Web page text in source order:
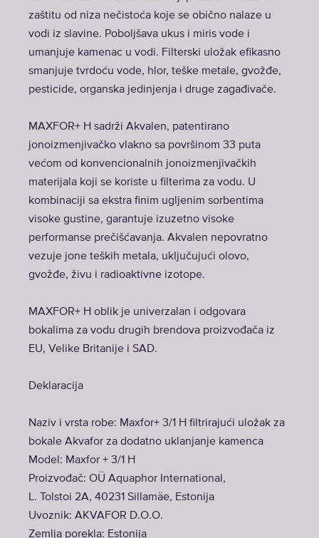
zaštitu od niza nečistoća koje se obično nalaze u
vodi iz slavine. Poboljšava ukus i miris vode i
umanjuje kamenac u vodi. Filterski uložak efikasno
smanjuje tvrdoću vode, hlor, teške metale, gvožđe,
pesticide, organska jedinjenja i druge zagađivače.
MAXFOR+ H sadrži Akvalen, patentirano
jonoizmenjivačko vlakno sa površinom 33 puta
većom od konvencionalnih jonoizmenjivačkih
materijala koji se koriste u filterima za vodu. U
kombinaciji sa ekstra finim ugljenim sorbentima
visoke gustine, garantuje izuzetno visoke
performanse prečišćavanja. Akvalen nepovratno
vezuje jone teških metala, uključujući olovo,
gvožđe, živu i radioaktivne izotope.
MAXFOR+ H oblik je univerzalan i odgovara
bokalima za vodu drugih brendova proizvođača iz
EU, Velike Britanije i SAD.
Deklaracija
Naziv i vrsta robe: Maxfor+ 3/1 H filtrirajući uložak za
bokale Akvafor za dodatno uklanjanje kamenca
Model: Maxfor + 3/1 H
Proizvođač: OÜ Aquaphor International,
L. Tolstoi 2A, 40231 Sillamäe, Estonija
Uvoznik: AKVAFOR D.O.O.
Zemlja porekla: Estonija